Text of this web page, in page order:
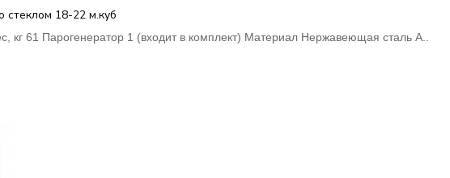
стеклом 18-22 м.куб
кг 61 Парогенератор 1 (входит в комплект) Материал Нержавеющая сталь A..